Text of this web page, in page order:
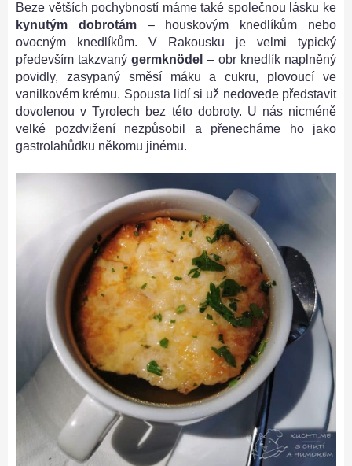
Beze větších pochybností máme také společnou lásku ke
kynutým dobrotám– houskovým knedlíkům nebo
ovocným knedlíkům. V Rakousku je velmi typický
především takzvanýgermknödel – obr knedlík naplněný
povidly, zasypaný směsí máku a cukru, plovoucí ve
vanilkovém krému. Spousta lidí si už nedovede představit
dovolenou v Tyrolech bez této dobroty. U nás nicméně
velké pozdvižení nezpůsobil a přenecháme ho jako
gastrolahůdku někomu jinému.